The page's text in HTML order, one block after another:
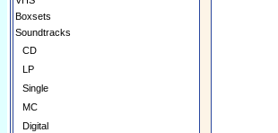
Boxsets
Soundtracks
CD
LP
Single
MC
Digital